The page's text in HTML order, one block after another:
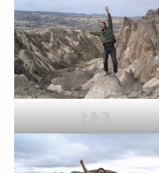
トルコ